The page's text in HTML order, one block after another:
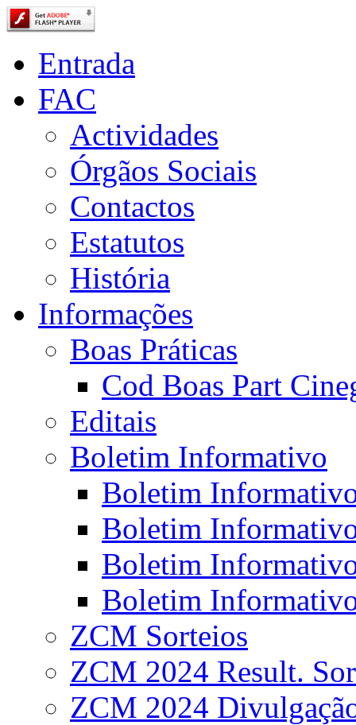
Entrada
FAC
Actividades
Órgãos Sociais
Contactos
Estatutos
História
Informações
Boas Práticas
Cod Boas Part
Editais
Boletim Informativo
Boletim
Boletim
Boletim
Boletim
ZCM Sorteios
ZCM 2024 Result.
ZCM 2024